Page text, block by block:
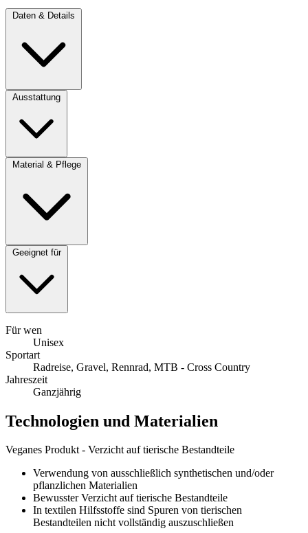
Daten & Details
Ausstattung
Material & Pflege
Geeignet für
Für wen
Unisex
Sportart
Radreise, Gravel, Rennrad, MTB - Cross Country
Jahreszeit
Ganzjährig
Technologien und Materialien
Veganes Produkt - Verzicht auf tierische Bestandteile
Verwendung von ausschließlich synthetischen und/oder
pflanzlichen Materialien
Bewusster Verzicht auf tierische Bestandteile
In textilen Hilfsstoffe sind Spuren von tierischen
Bestandteilen nicht vollständig auszuschließen